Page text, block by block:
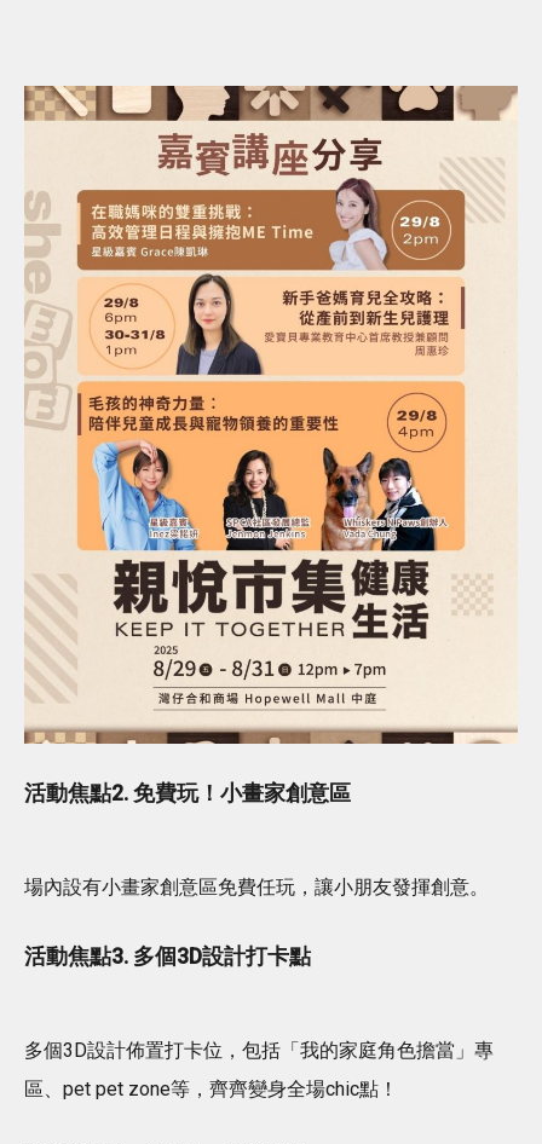
活動焦點2. 免費玩！小畫家創意區
場內設有小畫家創意區免費任玩，讓小朋友發揮創意。
活動焦點3. 多個3D設計打卡點
多個3D設計佈置打卡位，包括「我的家庭角色擔當」專
區、pet pet zone等，齊齊變身全場chic點！